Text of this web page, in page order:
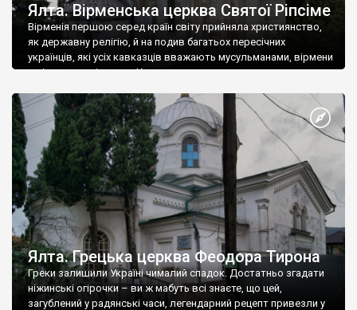
Ялта. Вірменська церква Святої Ріпсіме
Вірменія першою серед країн світу прийняла християнство,
як державну релігію, й на подив багатьох пересічних
українців, які усіх кавказців вважають мусульманами, вірмени
є відданими вірянами Христа
Ялта. Грецька церква Феодора Тирона
Греки залишили Україні чималий спадок. Достатньо згадати
ніжинські огірочки – ви ж мабуть всі знаєте, що цей,
загублений у радянські часи, легендарний рецепт привезли у